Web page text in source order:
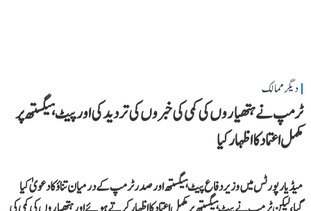
دیگر ممالک
ٹرمپ نے ہتھیاروں کی کمی کی خبروں کی تردید کی اور پیٹ ہیگستھ پر
مکمل اعتماد کا اظہار کیا
میڈیا رپورٹس میں وزیر دفاع پیٹ ہیگستھ اور صدر ٹرمپ کے درمیان تناؤ کا دعویٰ کیا